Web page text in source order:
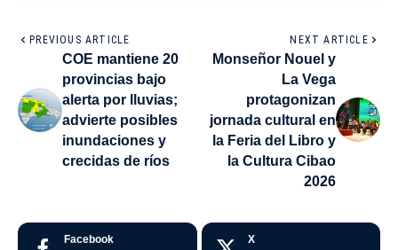
PREVIOUS ARTICLE
COE mantiene 20
provincias bajo
alerta por lluvias;
advierte posibles
inundaciones y
crecidas de ríos
NEXT ARTICLE
Monseñor Nouel y
La Vega
protagonizan
jornada cultural en
la Feria del Libro y
la Cultura Cibao
2026
Facebook X